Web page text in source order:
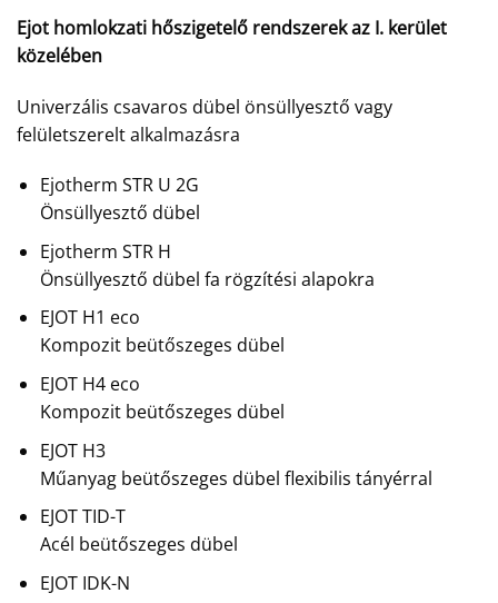
Ejot homlokzati hőszigetelő rendszerek az I. kerület
közelében
Univerzális csavaros dübel önsüllyesztő vagy
felületszerelt alkalmazásra
Ejotherm STR U 2G
Önsüllyesztő dübel
Ejotherm STR H
Önsüllyesztő dübel fa rögzítési alapokra
EJOT H1 eco
Kompozit beütőszeges dübel
EJOT H4 eco
Kompozit beütőszeges dübel
EJOT H3
Műanyag beütőszeges dübel flexibilis tányérral
EJOT TID-T
Acél beütőszeges dübel
EJOT IDK-N